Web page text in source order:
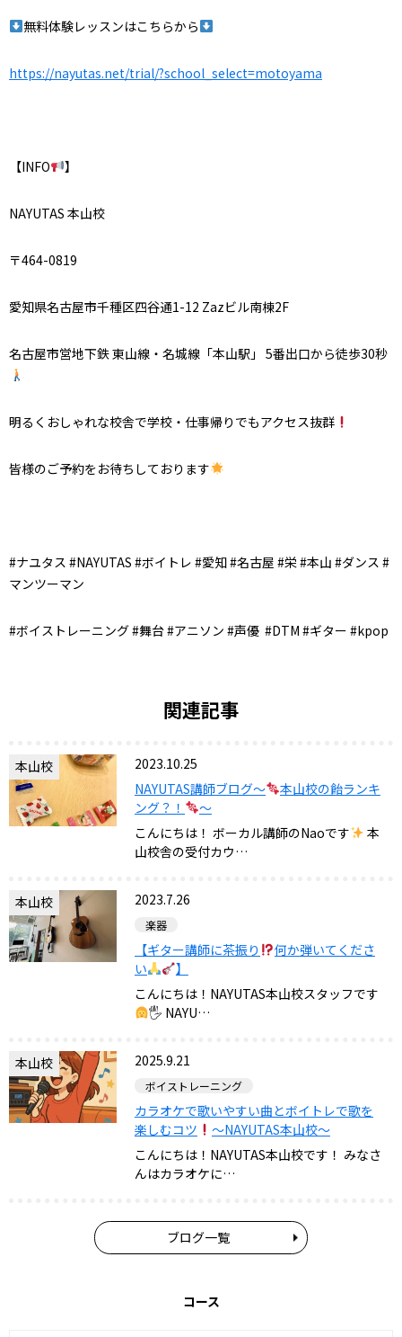
無料体験レッスンはこちらから
https://nayutas.net/trial/?school_select=motoyama
【INFO 】
NAYUTAS 本山校
〒464-0819
愛知県名古屋市千種区四谷通1-12 Zazビル南棟2F
名古屋市営地下鉄 東山線・名城線「本山駅」 5番出口から徒歩30秒
明るくおしゃれな校舎で学校・仕事帰りでもアクセス抜群
皆様のご予約をお待ちしております
#ナユタス #NAYUTAS #ボイトレ #愛知 #名古屋 #栄 #本山 #ダンス #
マンツーマン
#ボイストレーニング #舞台 #アニソン #声優 #DTM #ギター #kpop
関連記事
本山校
2023.10.25
NAYUTAS講師ブログ〜
本山校の飴ランキ
ング？！
〜
こんにちは！ ボーカル講師のNaoです
本
山校舎の受付カウ…
本山校 2023.7.26
楽器
【ギター講師に茶振り
何か弾いてくださ
い
】
こんにちは！NAYUTAS本山校スタッフです
🖐 NAYU…
本山校 2025.9.21
ボイストレーニング
カラオケで歌いやすい曲とボイトレで歌を
楽しむコツ
〜NAYUTAS本山校〜
こんにちは！NAYUTAS本山校です！ みなさ
んはカラオケに…
ブログ一覧
コース